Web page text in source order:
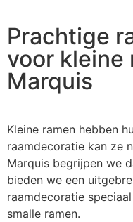
Prachtige
voor kleine
Marquis
Kleine ramen hebben
raamdecoratie kan ze
Marquis begrijpen we
bieden we een
raamdecoratie
smalle ramen.